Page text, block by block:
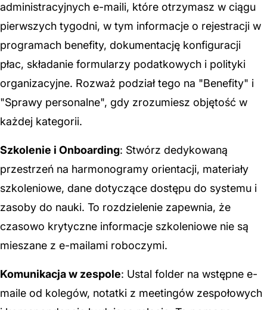
administracyjnych e-maili, które otrzymasz w ciągu
pierwszych tygodni, w tym informacje o rejestracji w
programach benefity, dokumentację konfiguracji
płac, składanie formularzy podatkowych i polityki
organizacyjne. Rozważ podział tego na "Benefity" i
"Sprawy personalne", gdy zrozumiesz objętość w
każdej kategorii.
Szkolenie i Onboarding: Stwórz dedykowaną
przestrzeń na harmonogramy orientacji, materiały
szkoleniowe, dane dotyczące dostępu do systemu i
zasoby do nauki. To rozdzielenie zapewnia, że
czasowo krytyczne informacje szkoleniowe nie są
mieszane z e-mailami roboczymi.
Komunikacja w zespole: Ustal folder na wstępne e-
maile od kolegów, notatki z meetingów zespołowych